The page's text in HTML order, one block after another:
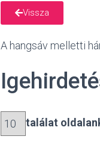
Vissza
A hangsáv melletti
találat